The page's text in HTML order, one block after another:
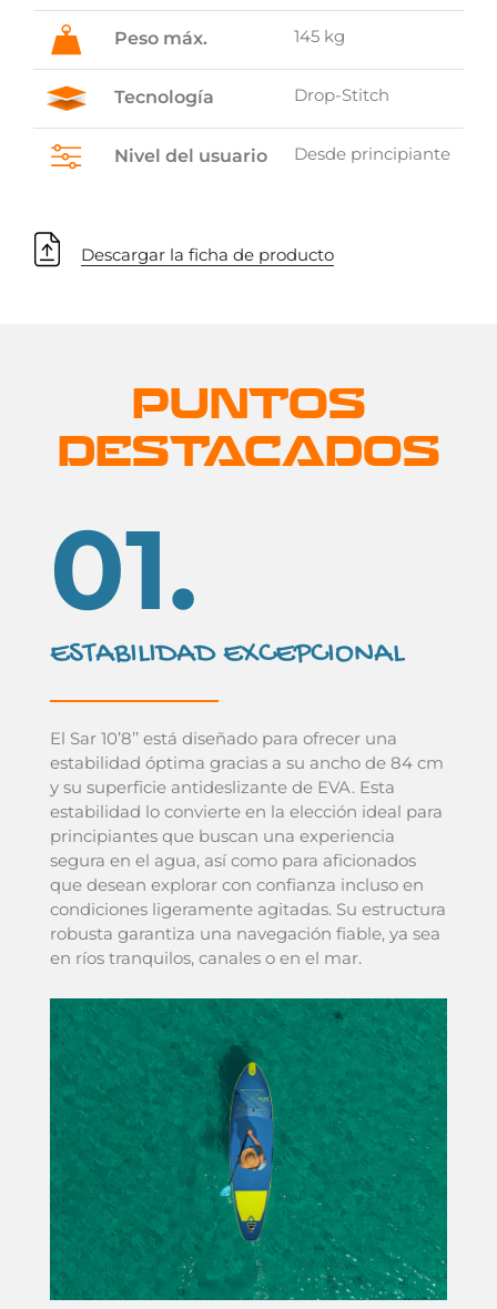
Peso máx. 145 kg
Tecnología Drop-Stitch
Nivel del usuario Desde principiante
Descargar la ficha de producto
PUNTOS
DESTACADOS
01.
ESTABILIDAD EXCEPCIONAL
El Sar 10’8’’ está diseñado para ofrecer una
estabilidad óptima gracias a su ancho de 84 cm
y su superficie antideslizante de EVA. Esta
estabilidad lo convierte en la elección ideal para
principiantes que buscan una experiencia
segura en el agua, así como para aficionados
que desean explorar con confianza incluso en
condiciones ligeramente agitadas. Su estructura
robusta garantiza una navegación fiable, ya sea
en ríos tranquilos, canales o en el mar.